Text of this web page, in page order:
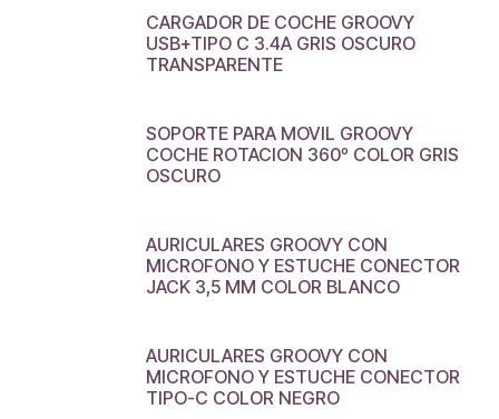
CARGADOR DE COCHE GROOVY
USB+TIPO C 3.4A GRIS OSCURO
TRANSPARENTE
SOPORTE PARA MOVIL GROOVY
COCHE ROTACION 360º COLOR GRIS
OSCURO
AURICULARES GROOVY CON
MICROFONO Y ESTUCHE CONECTOR
JACK 3,5 MM COLOR BLANCO
AURICULARES GROOVY CON
MICROFONO Y ESTUCHE CONECTOR
TIPO-C COLOR NEGRO